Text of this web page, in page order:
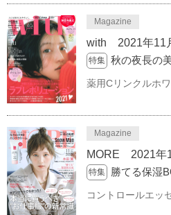
Magazine
with 2021年11
特集 秋の夜長の
薬用Cリンクルホ
Magazine
MORE 2021年
特集 勝てる保湿
コントロールエッ